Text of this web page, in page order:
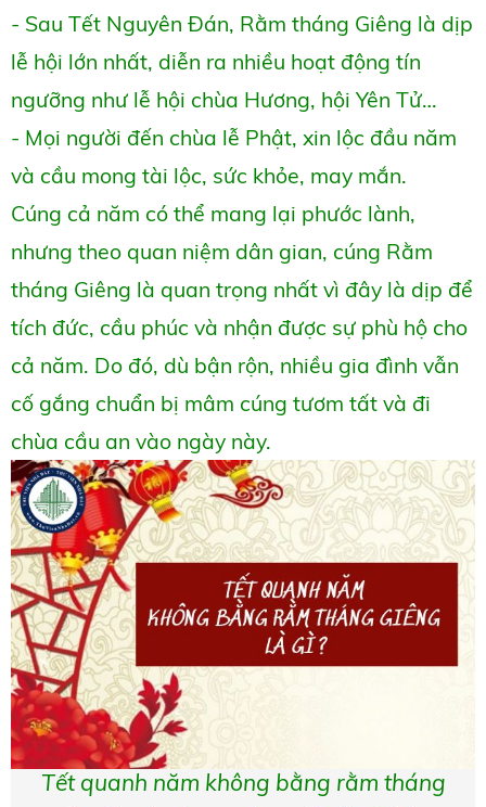
- Sau Tết Nguyên Đán, Rằm tháng Giêng là dịp
lễ hội lớn nhất, diễn ra nhiều hoạt động tín
ngưỡng như lễ hội chùa Hương, hội Yên Tử…
- Mọi người đến chùa lễ Phật, xin lộc đầu năm
và cầu mong tài lộc, sức khỏe, may mắn.
Cúng cả năm có thể mang lại phước lành,
nhưng theo quan niệm dân gian, cúng Rằm
tháng Giêng là quan trọng nhất vì đây là dịp để
tích đức, cầu phúc và nhận được sự phù hộ cho
cả năm. Do đó, dù bận rộn, nhiều gia đình vẫn
cố gắng chuẩn bị mâm cúng tươm tất và đi
chùa cầu an vào ngày này.
Tết quanh năm không bằng rằm tháng